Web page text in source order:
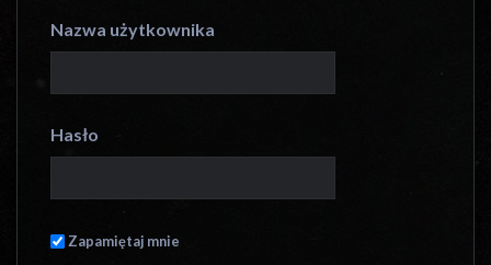
Nazwa użytkownika
Hasło
Zapamiętaj mnie